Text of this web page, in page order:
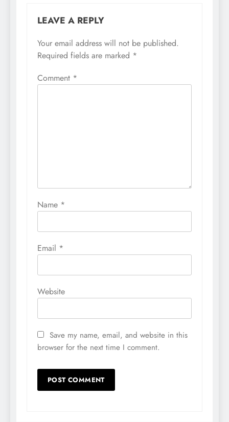
LEAVE A REPLY
Your email address will not be published.
Required fields are marked *
Comment *
Name *
Email *
Website
Save my name, email, and website in this
browser for the next time I comment.